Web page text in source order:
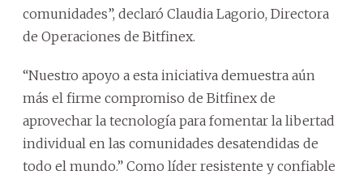
comunidades”, declaró Claudia Lagorio, Directora
de Operaciones de Bitfinex.
“Nuestro apoyo a esta iniciativa demuestra aún
más el firme compromiso de Bitfinex de
aprovechar la tecnología para fomentar la libertad
individual en las comunidades desatendidas de
todo el mundo.” Como líder resistente y confiable